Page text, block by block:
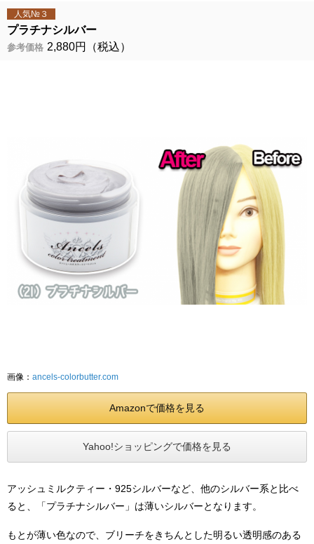
画像： ancels-colorbutter.com
人気№３
プラチナシルバー
参考価格 2,880円（税込）
Amazonで価格を見る
Yahoo!ショッピングで価格を見る
アッシュミルクティー・925シルバーなど、他のシルバー系と比べ
ると、「プラチナシルバー」は薄いシルバーとなります。
もとが薄い色なので、ブリーチをきちんとした明るい透明感のある